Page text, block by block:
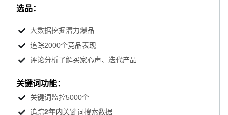
选品：
大数据挖掘潜力爆品
追踪2000个竞品表现
评论分析了解买家心声、迭代产品
关键词功能：
关键词监控5000个
追踪2年内关键词搜索数据